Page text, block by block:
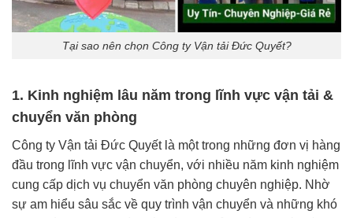
Tại sao nên chọn Công ty Vận tải Đức Quyết?
1. Kinh nghiệm lâu năm trong lĩnh vực vận tải &
chuyển văn phòng
Công ty Vận tải Đức Quyết là một trong những đơn vị hàng
đầu trong lĩnh vực vận chuyển, với nhiều năm kinh nghiệm
cung cấp dịch vụ chuyển văn phòng chuyên nghiệp. Nhờ
sự am hiểu sâu sắc về quy trình vận chuyển và những khó